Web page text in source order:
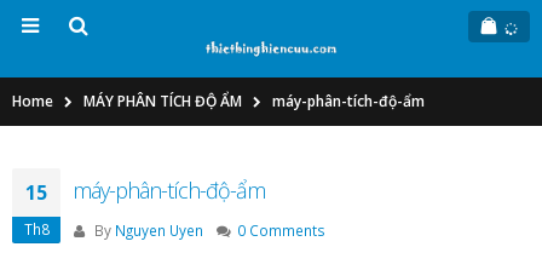
Home MÁY PHÂN TÍCH ĐỘ ẨM máy-phân-tích-độ-ẩm
15
Th8
máy-phân-tích-độ-ẩm
By Nguyen Uyen 0 Comments